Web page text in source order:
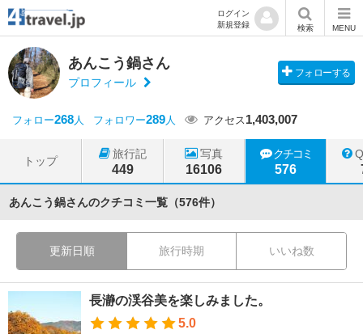
ログイン
新規登録
検索 MENU
あんこう鍋さん
プロフィール
フォローする
フォロー268人 フォロワー289人 アクセス1,403,007
トップ
旅行記
449
写真
16106
クチコミ
576
あんこう鍋さんのクチコミ一覧（576件）
更新日順 旅行時期 いいね数
長瀞の渓谷美を楽しみました。
5.0